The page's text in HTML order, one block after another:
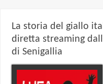
La storia del giallo
diretta streaming
di Senigallia